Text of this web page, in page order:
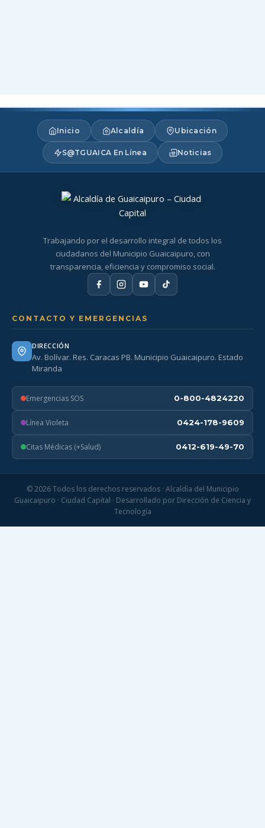
Inicio Alcaldía Ubicación
S@TGUAICA En Línea Noticias
Trabajando por el desarrollo integral de todos los
ciudadanos del Municipio Guaicaipuro, con
transparencia, eficiencia y compromiso social.
CONTACTO Y EMERGENCIAS
DIRECCIÓN
Av. Bolívar. Res. Caracas PB. Municipio Guaicaipuro. Estado
Miranda
Emergencias SOS 0-800-4824220
Línea Violeta 0424-178-9609
Citas Médicas (+Salud) 0412-619-49-70
© 2026 Todos los derechos reservados · Alcaldía del Municipio
Guaicaipuro · Ciudad Capital · Desarrollado por Dirección de Ciencia y
Tecnología